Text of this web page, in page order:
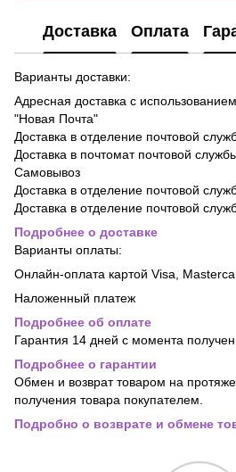
Доставка Оплата
Варианты доставки:
Адресная доставка с
"Новая Почта"
Доставка в отделение почтовой
Доставка в почтомат почтовой
Самовывоз
Доставка в отделение почтовой
Доставка в отделение почтовой
Подробнее о доставке
Варианты оплаты:
Онлайн-оплата картой Visa,
Наложенный платеж
Подробнее об оплате
Гарантия 14 дней с момента
Подробнее о гарантии
Обмен и возврат товаром на
получения товара покупателем.
Подробно о возврате и обмене